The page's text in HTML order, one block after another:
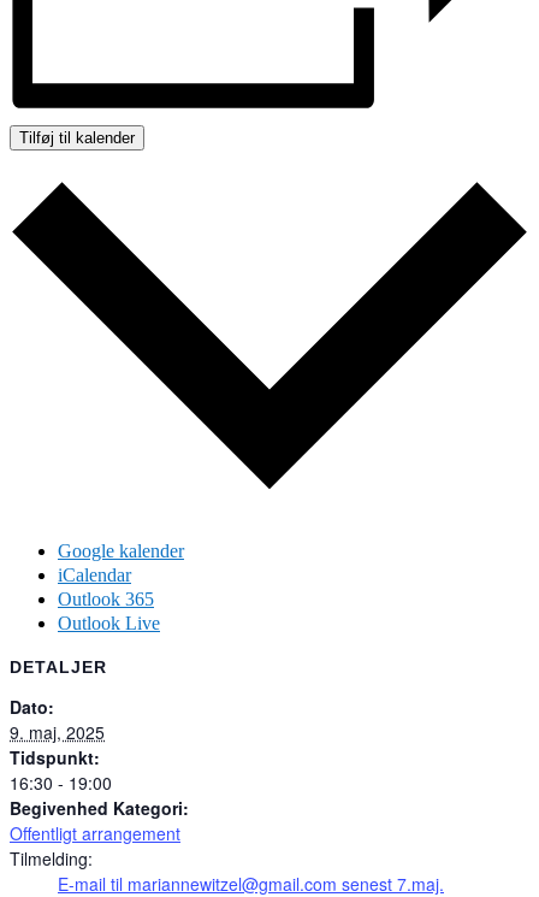
Tilføj til kalender
Google kalender
iCalendar
Outlook 365
Outlook Live
DETALJER
Dato:
9. maj, 2025
Tidspunkt:
16:30 - 19:00
Begivenhed Kategori:
Offentligt arrangement
Tilmelding:
E-mail til mariannewitzel@gmail.com senest 7.maj.